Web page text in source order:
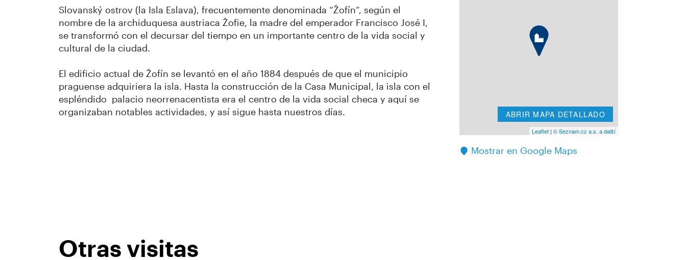
Slovanský ostrov (la Isla Eslava), frecuentemente denominada “Žofín”, según el
nombre de la archiduquesa austriaca Žofie, la madre del emperador Francisco José I,
se transformó con el decursar del tiempo en un importante centro de la vida social y
cultural de la ciudad.
El edificio actual de Žofín se levantó en el año 1884 después de que el municipio
praguense adquiriera la isla. Hasta la construcción de la Casa Municipal, la isla con el
espléndido palacio neorrenacentista era el centro de la vida social checa y aquí se
organizaban notables actividades, y así sigue hasta nuestros días.
ABRIR MAPA DETALLADO
Leaflet| © Seznam.cz a.s. a další
Mostrar en Google Maps
Otras visitas